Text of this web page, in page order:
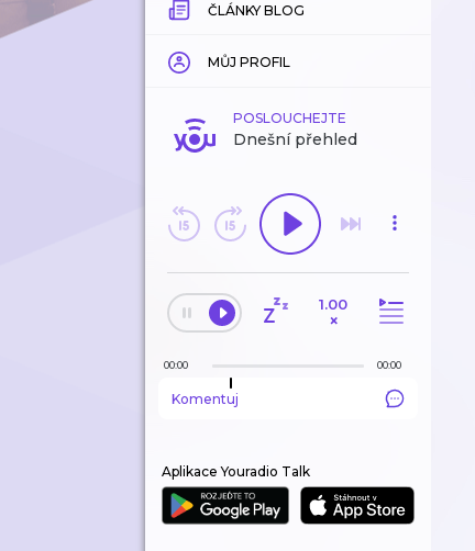
ČLÁNKY BLOG
MŮJ PROFIL
POSLOUCHEJTE
Dnešní přehled
1.00
×
00:00 00:00
Komentuj
Aplikace Youradio Talk